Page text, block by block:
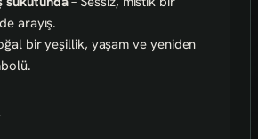
arayış.
bir yeşillik, yaşam ve yeniden